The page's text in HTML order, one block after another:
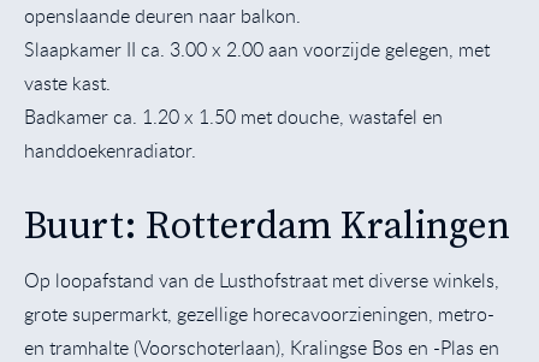
openslaande deuren naar balkon.
Slaapkamer II ca. 3.00 x 2.00 aan voorzijde gelegen, met
vaste kast.
Badkamer ca. 1.20 x 1.50 met douche, wastafel en
handdoekenradiator.
Buurt: Rotterdam Kralingen
Op loopafstand van de Lusthofstraat met diverse winkels,
grote supermarkt, gezellige horecavoorzieningen, metro-
en tramhalte (Voorschoterlaan), Kralingse Bos en -Plas en